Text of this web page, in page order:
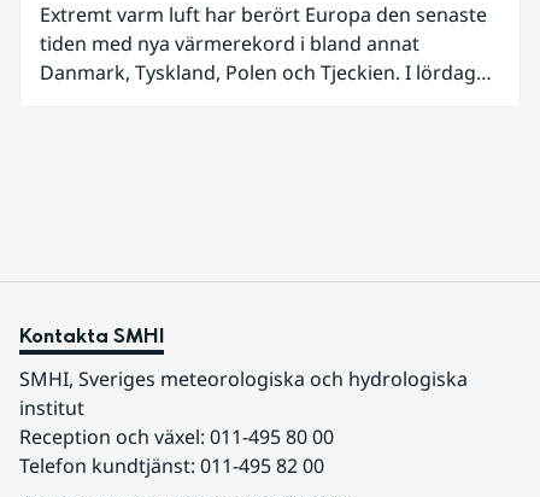
Extremt varm luft har berört Europa den senaste
tiden med nya värmerekord i bland annat
Danmark, Tyskland, Polen och Tjeckien. I lördags
Kontakta SMHI
SMHI, Sveriges meteorologiska och hydrologiska
institut
Reception och växel: 011-495 80 00
Telefon kundtjänst: 011-495 82 00